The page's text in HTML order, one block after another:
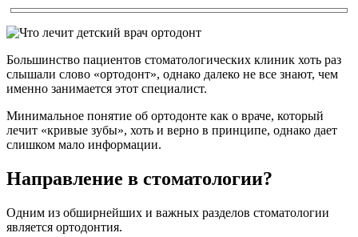
Большинство пациентов стоматологических клиник хоть раз
слышали слово «ортодонт», однако далеко не все знают, чем
именно занимается этот специалист.
Минимальное понятие об ортодонте как о враче, который
лечит «кривые зубы», хоть и верно в принципе, однако дает
слишком мало информации.
Направление в стоматологии?
Одним из обширнейших и важных разделов стоматологии
является ортодонтия.